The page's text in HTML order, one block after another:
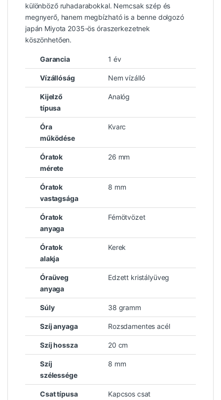
különböző ruhadarabokkal. Nemcsak szép és
megnyerő, hanem megbízható is a benne dolgozó
japán Miyota 2035-ös óraszerkezetnek
köszönhetően.
Garancia 1 év
Vízállóság Nem vízálló
Kijelző
típusa
Analóg
Óra
működése
Kvarc
Óratok
mérete
26 mm
Óratok
vastagsága
8 mm
Óratok
anyaga
Fémötvözet
Óratok
alakja
Kerek
Óraüveg
anyaga
Edzett kristályüveg
Súly 38 gramm
Szíj anyaga Rozsdamentes acél
Szíj hossza 20 cm
Szíj
szélessége
8 mm
Csat típusa Kapcsos csat